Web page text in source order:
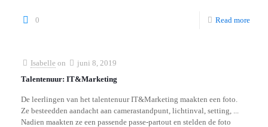
0 Read more
Isabelle on
juni 8, 2019
Talentenuur: IT&Marketing
De leerlingen van het talentenuur IT&Marketing maakten een foto.
Ze besteedden aandacht aan camerastandpunt, lichtinval, setting, ...
Nadien maakten ze een passende passe-partout en stelden de foto